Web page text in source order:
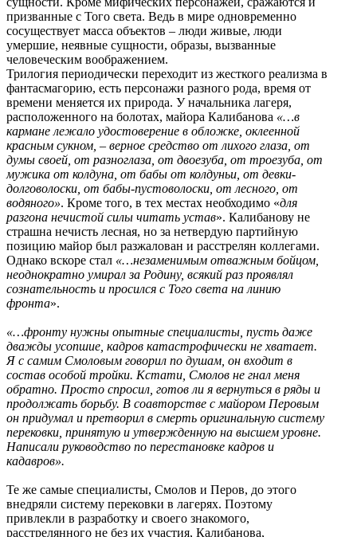
призванные с Того света. Ведь в мире одновременно
сосуществует масса объектов – люди живые, люди
умершие, неявные сущности, образы, вызванные
человеческим воображением.
Трилогия периодически переходит из жесткого реализма в
фантасмагорию, есть персонажи разного рода, время от
времени меняется их природа. У начальника лагеря,
расположенного на болотах, майора Калибанова «…в
кармане лежало удостоверение в обложке, оклеенной
красным сукном, – верное средство от лихого глаза, от
думы своей, от разноглаза, от двоезуба, от троезуба, от
мужика от колдуна, от бабы от колдуньи, от девки-
долговолоски, от бабы-пустоволоски, от лесного, от
водяного». Кроме того, в тех местах необходимо «для
разгона нечистой силы читать устав». Калибанову не
страшна нечисть лесная, но за нетвердую партийную
позицию майор был разжалован и расстрелян коллегами.
Однако вскоре стал «…незаменимым отважным бойцом,
неоднократно умирал за Родину, всякий раз проявлял
сознательность и просился с Того света на линию
фронта».
«…фронту нужны опытные специалисты, пусть даже
дважды усопшие, кадров катастрофически не хватает.
Я с самим Смоловым говорил по душам, он входит в
состав особой тройки. Кстати, Смолов не гнал меня
обратно. Просто спросил, готов ли я вернуться в ряды и
продолжать борьбу. В соавторстве с майором Перовым
он придумал и претворил в смерть оригинальную систему
перековки, принятую и утвержденную на высшем уровне.
Написали руководство по перестановке кадров и
кадавров».
Те же самые специалисты, Смолов и Перов, до этого
внедряли систему перековки в лагерях. Поэтому
привлекли в разработку и своего знакомого,
расстрелянного не без их участия, Калибанова,